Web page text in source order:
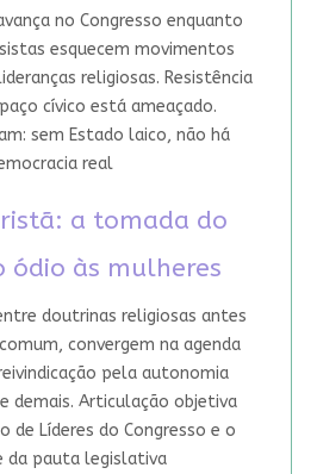
no Congresso enquanto
esquecem movimentos
religiosas. Resistência
cívico está ameaçado.
sem Estado laico, não há
real
a tomada do
ódio às mulheres
doutrinas religiosas antes
comum, convergem na agenda
pela autonomia
demais. Articulação objetiva
de Líderes do Congresso e o
da pauta legislativa